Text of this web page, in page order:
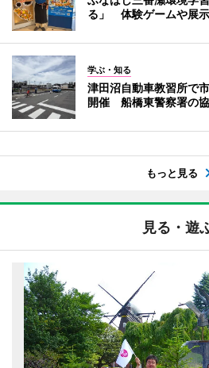
る」 体験ゲームや展
学ぶ・知る
津田沼自動車教習所で
開催 船橋東警察署の
もっと見る
見る・遊